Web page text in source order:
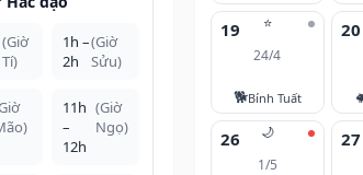
(Giờ
Tí)
1h –
2h
(Giờ
Sửu)
11h
–
12h
(Giờ
Ngọ)
⭐
19
24/4
🐕Bính Tuất
20
🌙
26
1/5
27